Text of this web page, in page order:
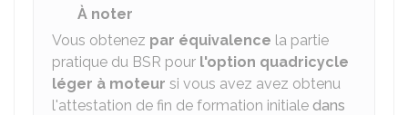
À noter
Vous obtenez par équivalence la partie
pratique du BSR pour l'option quadricycle
léger à moteur si vous avez avez obtenu
l'attestation de fin de formation initiale dans